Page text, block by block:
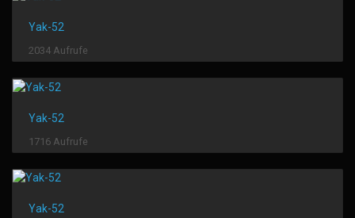
Yak-52
2034 Aufrufe
Yak-52
1716 Aufrufe
Yak-52